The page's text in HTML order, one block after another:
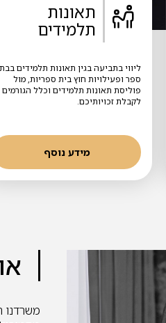
תאונות
תלמידים
ליווי בתביעה בגין תאונות תלמידים
ספר ופעילויות חוץ בית ספריות, מול
פוליסת תאונות תלמידים וכלל הגורמים
לקבלת זכויותיכם.
מידע נוסף
משרדנו